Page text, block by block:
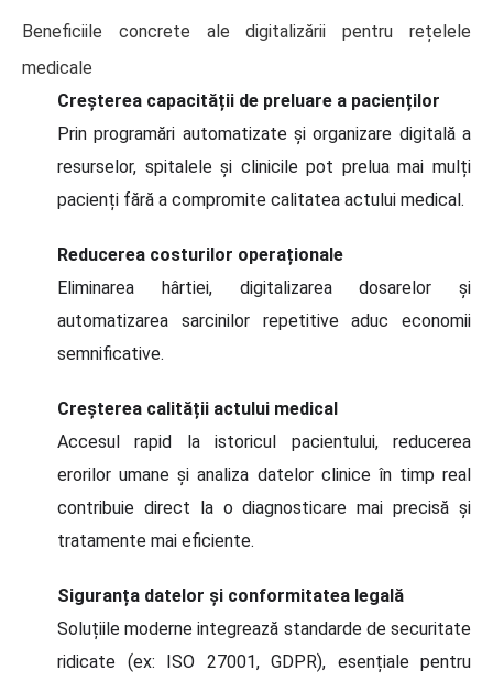
Beneficiile concrete ale digitalizării pentru rețelele
medicale
Creșterea capacității de preluare a pacienților
Prin programări automatizate și organizare digitală a
resurselor, spitalele și clinicile pot prelua mai mulți
pacienți fără a compromite calitatea actului medical.
Reducerea costurilor operaționale
Eliminarea hârtiei, digitalizarea dosarelor și
automatizarea sarcinilor repetitive aduc economii
semnificative.
Creșterea calității actului medical
Accesul rapid la istoricul pacientului, reducerea
erorilor umane și analiza datelor clinice în timp real
contribuie direct la o diagnosticare mai precisă și
tratamente mai eficiente.
Siguranța datelor și conformitatea legală
Soluțiile moderne integrează standarde de securitate
ridicate (ex: ISO 27001, GDPR), esențiale pentru